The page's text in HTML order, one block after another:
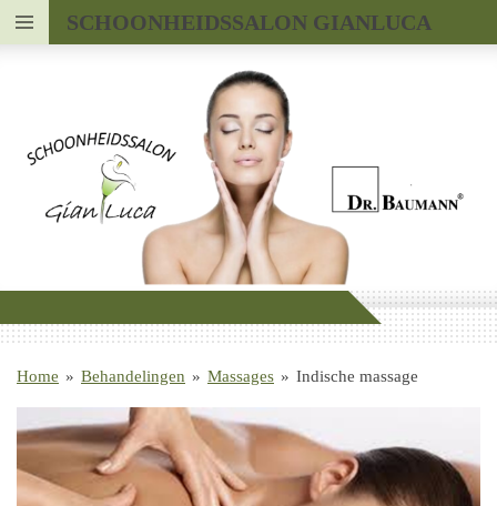
Ga
hoofdinhoud
SCHOONHEIDSSALON GIANLUCA
Home » Behandelingen » Massages » Indische massage